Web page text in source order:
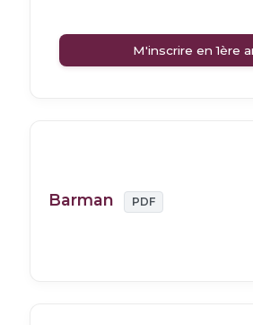
M'inscrire en 1ère
Barman PDF